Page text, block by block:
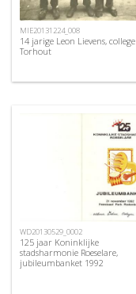
MIE20131224_008
14 jarige Leon Lievens, college
Torhout
WD20130529_0002
125 jaar Koninklijke
stadsharmonie Roeselare,
jubileumbanket 1992